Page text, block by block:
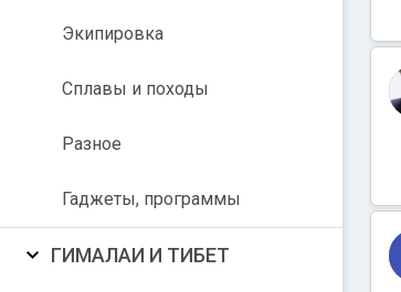
Экипировка
Сплавы и походы
Разное
Гаджеты, программы
ГИМАЛАИ И ТИБЕТ